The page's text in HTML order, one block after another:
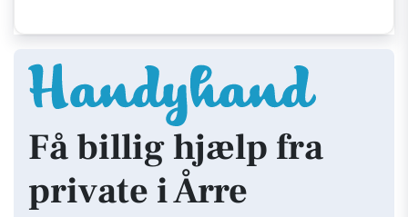
Få billig hjælp fra
private i Årre